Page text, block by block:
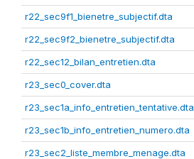
r22_sec9f1_bienetre_subjectif.dta
r22_sec9f2_bienetre_subjectif.dta
r22_sec12_bilan_entretien.dta
r23_sec0_cover.dta
r23_sec1a_info_entretien_tentative.dta
r23_sec1b_info_entretien_numero.dta
r23_sec2_liste_membre_menage.dta